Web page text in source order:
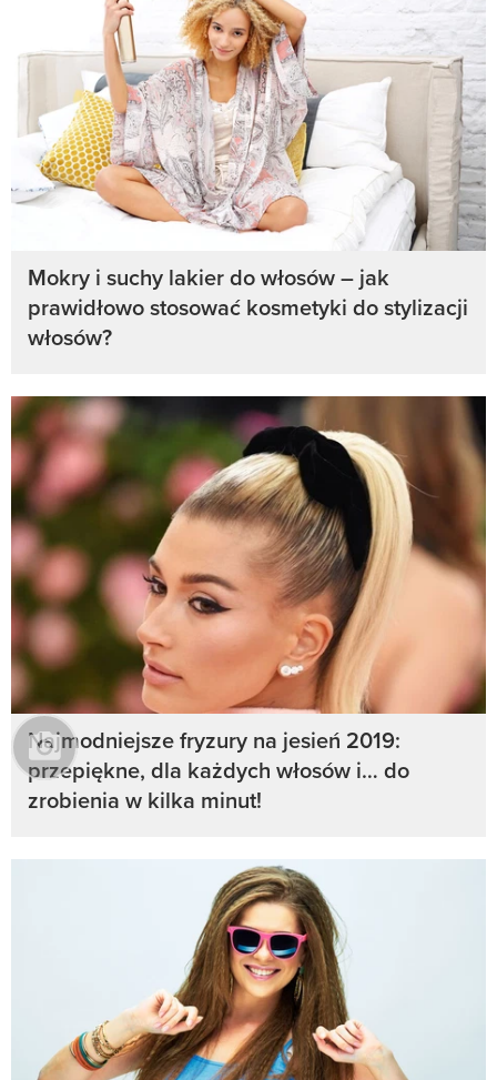
Mokry i suchy lakier do włosów – jak
prawidłowo stosować kosmetyki do stylizacji
włosów?
Najmodniejsze fryzury na jesień 2019:
przepiękne, dla każdych włosów i… do
zrobienia w kilka minut!